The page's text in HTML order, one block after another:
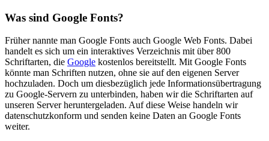
Was sind Google Fonts?
Früher nannte man Google Fonts auch Google Web Fonts. Dabei
handelt es sich um ein interaktives Verzeichnis mit über 800
Schriftarten, die Google kostenlos bereitstellt. Mit Google Fonts
könnte man Schriften nutzen, ohne sie auf den eigenen Server
hochzuladen. Doch um diesbezüglich jede Informationsübertragung
zu Google-Servern zu unterbinden, haben wir die Schriftarten auf
unseren Server heruntergeladen. Auf diese Weise handeln wir
datenschutzkonform und senden keine Daten an Google Fonts
weiter.